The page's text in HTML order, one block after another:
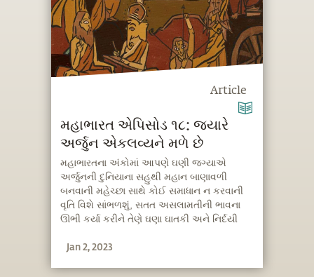
Article
મહાભારત એપિસોડ ૧૮: જ્યારે
અર્જુન એકલવ્યને મળે છે
મહાભારતના અંકોમાં આપણે ઘણી જગ્યાએ
અર્જુનની દુનિયાના સહુથી મહાન બાણાવળી
બનવાની મહેચ્છા સાથે કોઈ સમાધાન ન કરવાની
વૃતિ વિશે સાંભળશું, સતત અસલામતીની ભાવના
ઊભી કર્યા કરીને તેણે ઘણા ઘાતકી અને નિર્દયી
Jan 2, 2023